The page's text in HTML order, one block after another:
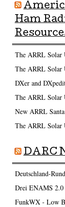
Ham
The ARRL Solar
The ARRL Solar
DXer and
The ARRL Solar
New ARRL
The ARRL Solar
DARC
Deutschland-
Drei ENAMS 2.0
FunkWX - Low